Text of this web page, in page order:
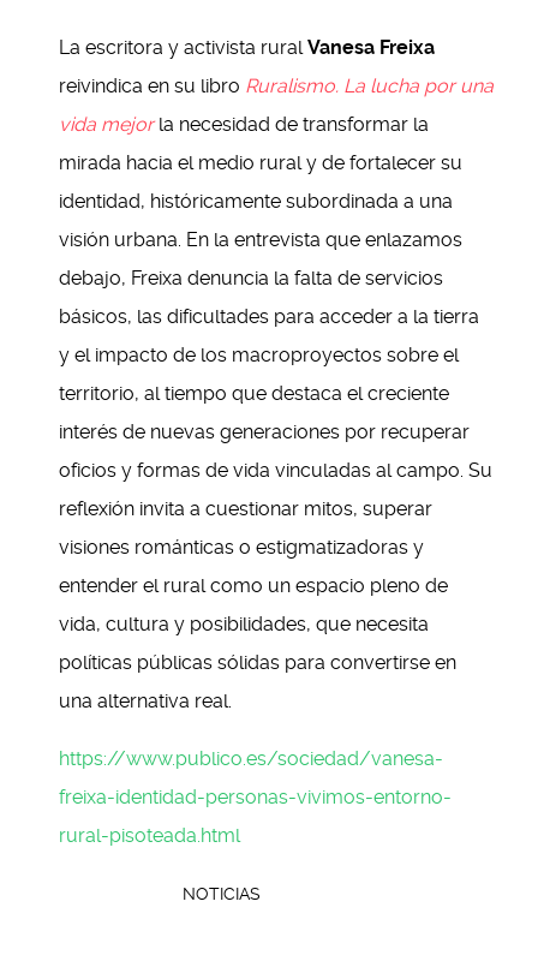
La escritora y activista rural Vanesa Freixa
reivindica en su libro Ruralismo. La lucha por una
vida mejorla necesidad de transformar la
mirada hacia el medio rural y de fortalecer su
identidad, históricamente subordinada a una
visión urbana. En la entrevista que enlazamos
debajo, Freixa denuncia la falta de servicios
básicos, las dificultades para acceder a la tierra
y el impacto de los macroproyectos sobre el
territorio, al tiempo que destaca el creciente
interés de nuevas generaciones por recuperar
oficios y formas de vida vinculadas al campo. Su
reflexión invita a cuestionar mitos, superar
visiones románticas o estigmatizadoras y
entender el rural como un espacio pleno de
vida, cultura y posibilidades, que necesita
políticas públicas sólidas para convertirse en
una alternativa real.
https://www.publico.es/sociedad/vanesa-
freixa-identidad-personas-vivimos-entorno-
rural-pisoteada.html
NOTICIAS